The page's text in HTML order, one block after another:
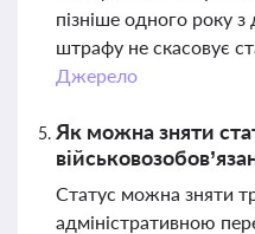
пізніше одного року
штрафу не скасовує
Джерело
Як можна зняти
Статус можна зняти
адміністративною